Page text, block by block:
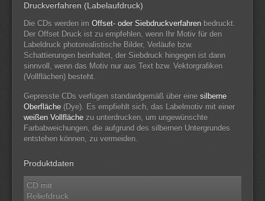
Druckverfahren (Labelaufdruck)
Die CDs werden im Offset- oder Siebdruckverfahren bedruckt.
Der Offset Druck ist zu empfehlen, wenn Ihr Motiv für den
Labeldruck photorealistische Bilder, Verläufe bzw.
Schattierungen beinhaltet, der Siebdruck hingegen ist dann
sinnvoll, wenn das Motiv nur aus Text bzw. Vektorgrafiken
(Vollflächen) besteht.
Gepresste CDs verfügen standardgemäß über eine silberne
Oberfläche (Dye). Es empfiehlt sich, das Labelmotiv mit einer
weißen Vollfläche zu unterdrucken, um ungewünschte
Farbabweichungen, die aufgrund des silbernen Untergrundes
entstehen können, zu vermeiden.
Produktdaten
CD mit
Reliefdruck